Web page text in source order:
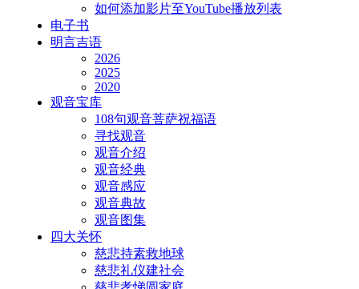
如何添加影片至YouTube播放列表
电子书
明言吉语
2026
2025
2020
观音宝库
108句观音菩萨祝福语
寻找观音
观音介绍
观音经典
观音感应
观音典故
观音图集
四大关怀
慈悲持素救地球
慈悲礼仪建社会